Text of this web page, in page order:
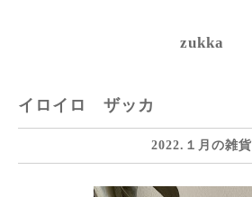
zukka
イロイロ ザッカ
2022.１月の雑貨